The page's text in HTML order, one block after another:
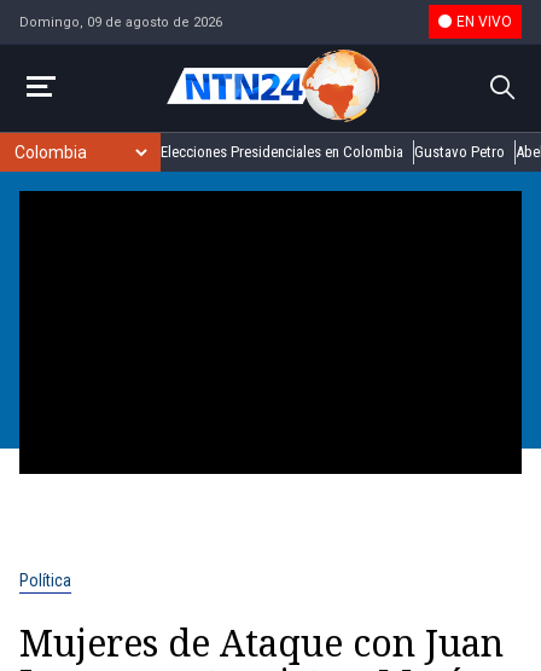
Domingo, 09 de agosto de 2026 EN VIVO
Elecciones Presidenciales en Colombia Gustavo Petro
Política
Mujeres de Ataque con Juan